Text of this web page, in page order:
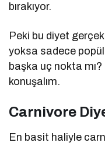
bırakıyor.
Peki bu diyet
yoksa sadece
başka uç nokta
konuşalım.
Carnivore
En basit haliyle